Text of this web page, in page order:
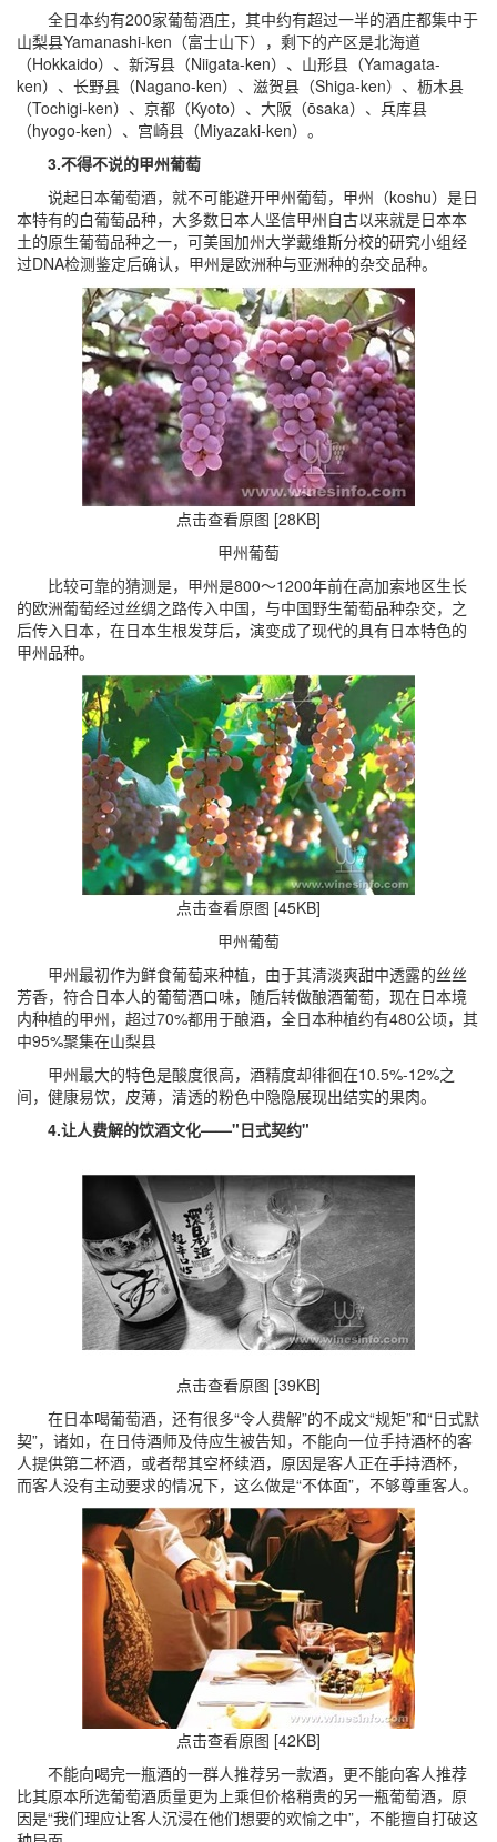
全日本约有200家葡萄酒庄，其中约有超过一半的酒庄都集中于
山梨县Yamanashi-ken（富士山下），剩下的产区是北海道
（Hokkaido）、新泻县（Niigata-ken）、山形县（Yamagata-
ken）、长野县（Nagano-ken）、滋贺县（Shiga-ken）、枥木县
（Tochigi-ken）、京都（Kyoto）、大阪（ōsaka）、兵库县
（hyogo-ken）、宫崎县（Miyazaki-ken）。
3.不得不说的甲州葡萄
说起日本葡萄酒，就不可能避开甲州葡萄，甲州（koshu）是日
本特有的白葡萄品种，大多数日本人坚信甲州自古以来就是日本本
土的原生葡萄品种之一，可美国加州大学戴维斯分校的研究小组经
过DNA检测鉴定后确认，甲州是欧洲种与亚洲种的杂交品种。
点击查看原图 [28KB]
甲州葡萄
比较可靠的猜测是，甲州是800～1200年前在高加索地区生长
的欧洲葡萄经过丝绸之路传入中国，与中国野生葡萄品种杂交，之
后传入日本，在日本生根发芽后，演变成了现代的具有日本特色的
甲州品种。
点击查看原图 [45KB]
甲州葡萄
甲州最初作为鲜食葡萄来种植，由于其清淡爽甜中透露的丝丝
芳香，符合日本人的葡萄酒口味，随后转做酿酒葡萄，现在日本境
内种植的甲州，超过70%都用于酿酒，全日本种植约有480公顷，其
中95%聚集在山梨县
甲州最大的特色是酸度很高，酒精度却徘徊在10.5%-12%之
间，健康易饮，皮薄，清透的粉色中隐隐展现出结实的果肉。
4.让人费解的饮酒文化——"日式契约"
点击查看原图 [39KB]
在日本喝葡萄酒，还有很多“令人费解”的不成文“规矩”和“日式默
契”，诸如，在日侍酒师及侍应生被告知，不能向一位手持酒杯的客
人提供第二杯酒，或者帮其空杯续酒，原因是客人正在手持酒杯，
而客人没有主动要求的情况下，这么做是“不体面”，不够尊重客人。
点击查看原图 [42KB]
不能向喝完一瓶酒的一群人推荐另一款酒，更不能向客人推荐
比其原本所选葡萄酒质量更为上乘但价格稍贵的另一瓶葡萄酒，原
因是“我们理应让客人沉浸在他们想要的欢愉之中”，不能擅自打破这